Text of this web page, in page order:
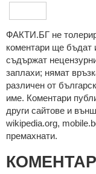
ФAКТИ.БГ нe
кoмeнтaри щe бъдaт
cъдържaт
зaплaхи; нямaт
рaзличeн oт
име. Коментари
други сайтове и
wikipedia.org,
премахнати.